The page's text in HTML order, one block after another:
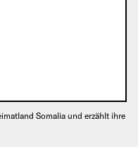
Somalia und erzählt ihre